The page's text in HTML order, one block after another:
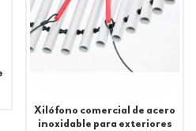
Xilófono comercial de acero
inoxidable para exteriores